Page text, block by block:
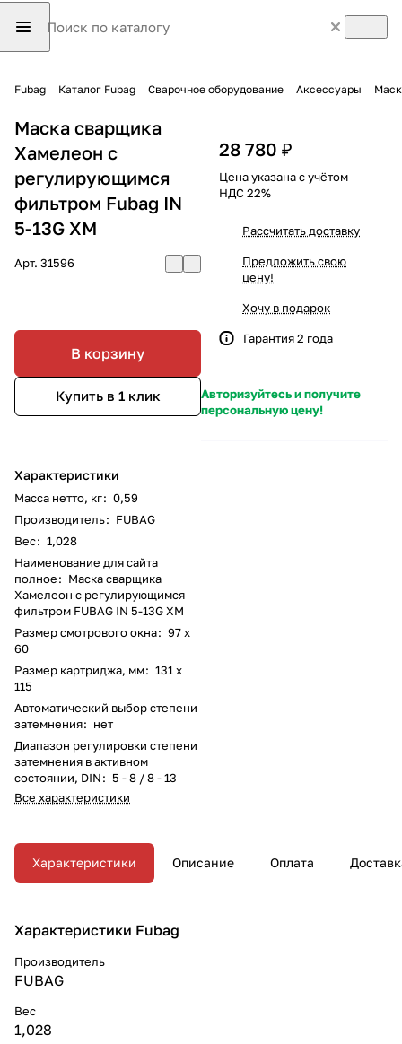
Fubag Каталог Fubag Сварочное оборудование Аксессуары
Маска сварщика
Хамелеон с
регулирующимся
фильтром Fubag IN
5-13G XM
Арт. 31596
В корзину
Купить в 1 клик
Характеристики
Масса нетто, кг: 0,59
Производитель: FUBAG
Вес: 1,028
Наименование для сайта
полное: Маска сварщика
Хамелеон с регулирующимся
фильтром FUBAG IN 5-13G XM
Размер смотрового окна: 97 x
60
Размер картриджа, мм: 131 х
115
Автоматический выбор степени
затемнения: нет
Диапазон регулировки степени
затемнения в активном
состоянии, DIN: 5 - 8 / 8 - 13
Все характеристики
28 780 ₽
Цена указана с учётом
НДС 22%
Рассчитать доставку
Предложить свою
цену!
Хочу в подарок
Гарантия 2 года
Авторизуйтесь и получите
персональную цену!
Характеристики Описание Оплата
Характеристики Fubag
Производитель
FUBAG
Вес
1,028